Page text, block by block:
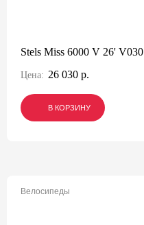
Stels Miss 6000 V 26' V030
Цена: 26 030 р.
В КОРЗИНУ
В КОРЗИНУ
В КОРЗИНУ
Велосипеды